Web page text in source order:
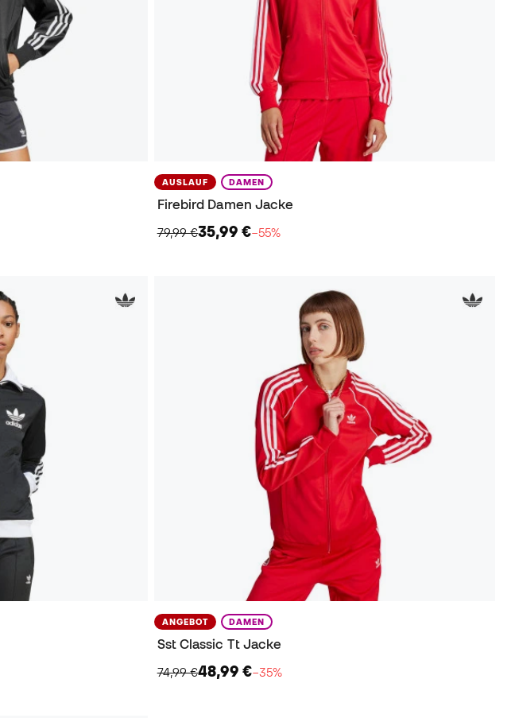
AUSLAUF DAMEN
Firebird Damen Jacke
79,99 €35,99 €−55%
ANGEBOT DAMEN
Sst Classic Tt Jacke
74,99 €48,99 €−35%